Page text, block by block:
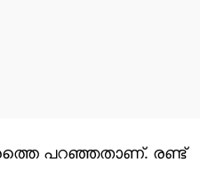
പറഞ്ഞതാണ്. രണ്ട്